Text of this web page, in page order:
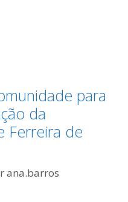
para
da
Ferreira de
ana.barros